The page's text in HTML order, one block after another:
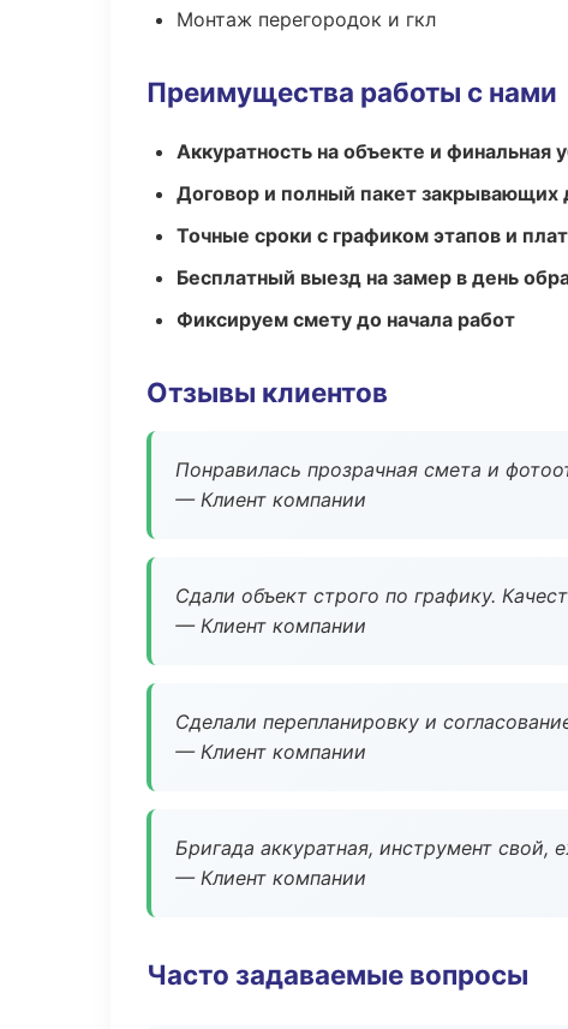
Монтаж перегородок и гкл
Преимущества работы с нами
Аккуратность на объекте и финальная
Договор и полный пакет закрывающих
Точные сроки с графиком этапов и
Бесплатный выезд на замер в день
Фиксируем смету до начала работ
Отзывы клиентов
Понравилась прозрачная смета и
— Клиент компании
Сдали объект строго по графику.
— Клиент компании
Сделали перепланировку и
— Клиент компании
Бригада аккуратная, инструмент свой,
— Клиент компании
Часто задаваемые вопросы